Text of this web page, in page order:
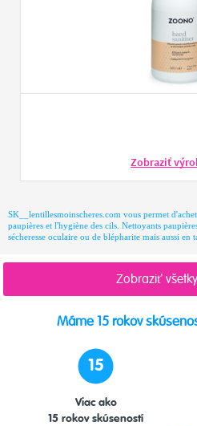
Zobraziť
SK__lentillesmoinscheres.com vous permet
paupières et l'hygiène des cils. Nettoyants
sécheresse oculaire ou de blépharite mais aussi en
Zobraziť
Máme 15 rokov
15
Viac ako
15 rokov skúseností